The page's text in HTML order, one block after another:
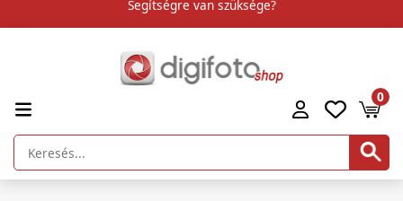
Segítségre van szüksége?
0